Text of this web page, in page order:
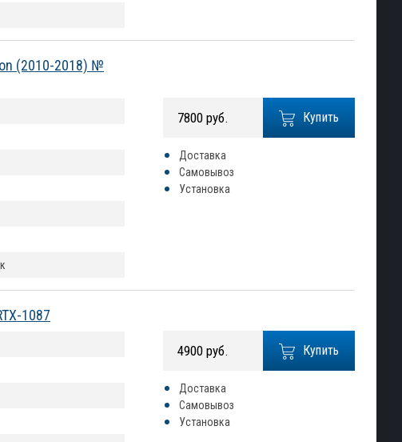
(2010-2018) №
Купить
7800 руб.
Доставка
Самовывоз
Установка
1087
Купить
4900 руб.
Доставка
Самовывоз
Установка